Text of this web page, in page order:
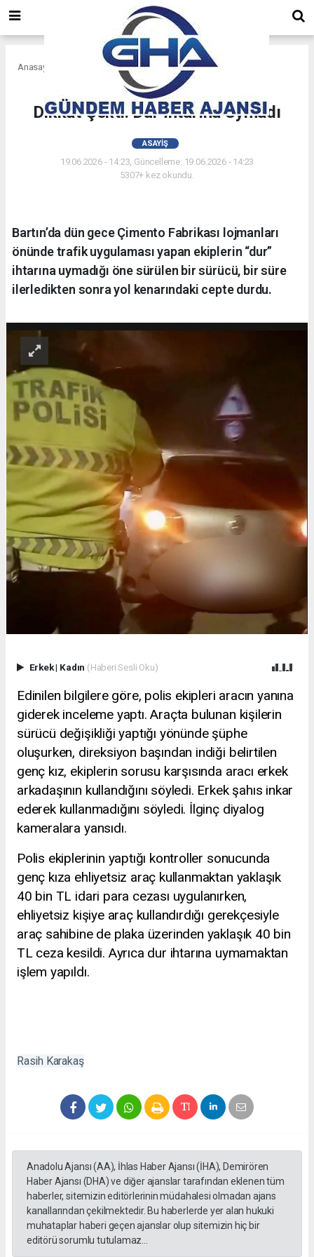
Anasayfa
Sürücü Değiştirdikleri İddiası
Dikkat Çekti: Dur İhtarına Uymadı
ASAYIŞ
19.06.2026 - 14:23, Güncelleme: 19.06.2026 - 14:23
5307+ kez okundu.
Bartın’da dün gece Çimento Fabrikası lojmanları
önünde trafik uygulaması yapan ekiplerin “dur”
ihtarına uymadığı öne sürülen bir sürücü, bir süre
ilerledikten sonra yol kenarındaki cepte durdu.
Erkek| Kadın (Haberi Sesli Oku)
Edinilen bilgilere göre, polis ekipleri aracın yanına
giderek inceleme yaptı. Araçta bulunan kişilerin
sürücü değişikliği yaptığı yönünde şüphe
oluşurken, direksiyon başından indiği belirtilen
genç kız, ekiplerin sorusu karşısında aracı erkek
arkadaşının kullandığını söyledi. Erkek şahıs inkar
ederek kullanmadığını söyledi. İlginç diyalog
kameralara yansıdı.
Polis ekiplerinin yaptığı kontroller sonucunda
genç kıza ehliyetsiz araç kullanmaktan yaklaşık
40 bin TL idari para cezası uygulanırken,
ehliyetsiz kişiye araç kullandırdığı gerekçesiyle
araç sahibine de plaka üzerinden yaklaşık 40 bin
TL ceza kesildi. Ayrıca dur ihtarına uymamaktan
işlem yapıldı.
Rasih Karakaş
Anadolu Ajansı (AA), İhlas Haber Ajansı (İHA), Demirören
Haber Ajansı (DHA) ve diğer ajanslar tarafından eklenen tüm
haberler, sitemizin editörlerinin müdahalesi olmadan ajans
kanallarından çekilmektedir. Bu haberlerde yer alan hukuki
muhataplar haberi geçen ajanslar olup sitemizin hiç bir
editörü sorumlu tutulamaz...